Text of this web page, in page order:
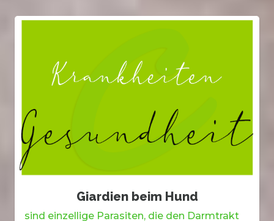
Giardien beim Hund
sind einzellige Parasiten, die den Darmtrakt